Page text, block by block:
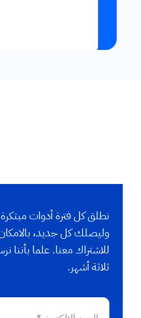
نطلق كل فترة أدوات
وليصلك كل جديد،
للاشتراك معنا. علما
ثلاثة أشهر.